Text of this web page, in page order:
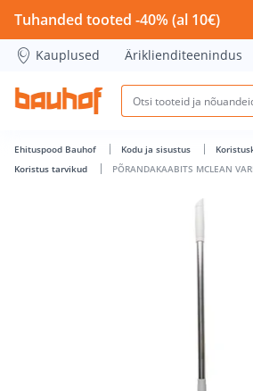
PÕRANDAKAABITS MCLEAN
Tuhanded tooted -40% (al 10€)
Kauplused Äriklienditeenindus
Ehituspood Bauhof Kodu ja sisustus
Koristus tarvikud
PÕRANDAKAABITS MCLEAN